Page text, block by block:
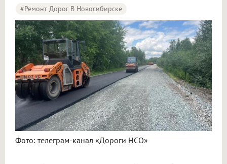
#Ремонт Дорог В Новосибирске
Фото: телеграм-канал «Дороги НСО»